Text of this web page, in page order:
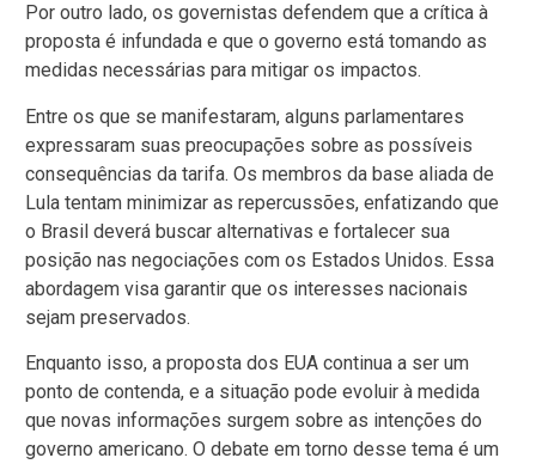
Por outro lado, os governistas defendem que a crítica à
proposta é infundada e que o governo está tomando as
medidas necessárias para mitigar os impactos.
Entre os que se manifestaram, alguns parlamentares
expressaram suas preocupações sobre as possíveis
consequências da tarifa. Os membros da base aliada de
Lula tentam minimizar as repercussões, enfatizando que
o Brasil deverá buscar alternativas e fortalecer sua
posição nas negociações com os Estados Unidos. Essa
abordagem visa garantir que os interesses nacionais
sejam preservados.
Enquanto isso, a proposta dos EUA continua a ser um
ponto de contenda, e a situação pode evoluir à medida
que novas informações surgem sobre as intenções do
governo americano. O debate em torno desse tema é um